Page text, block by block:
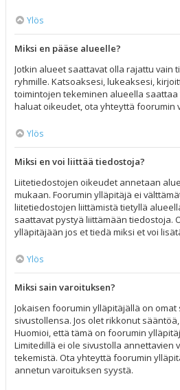
Ylös
Miksi en pääse alueelle?
Jotkin alueet saattavat olla rajattu vain
ryhmille. Katsoaksesi, lukeaksesi,
toimintojen tekeminen alueella saattaa
haluat oikeudet, ota yhteyttä foorumin
Ylös
Miksi en voi liittää tiedostoja?
Liitetiedostojen oikeudet annetaan
mukaan. Foorumin ylläpitäjä ei
liitetiedostojen liittämistä tietyllä
saattavat pystyä liittämään tiedostoja.
ylläpitäjään jos et tiedä miksi et voi
Ylös
Miksi sain varoituksen?
Jokaisen foorumin ylläpitäjällä on
sivustollensa. Jos olet rikkonut
Huomioi, että tämä on foorumin
Limitedillä ei ole sivustolla annettavien
tekemistä. Ota yhteyttä foorumin
annetun varoituksen syystä.